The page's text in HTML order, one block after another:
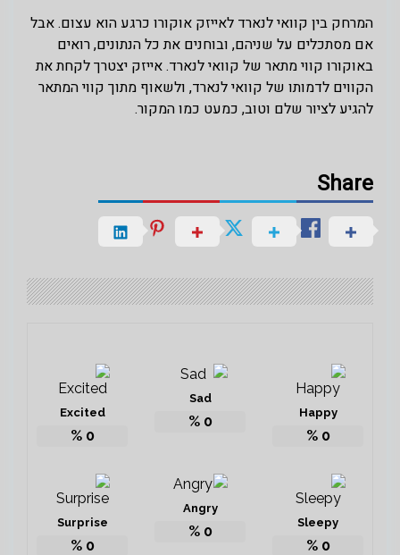
המרחק בין קוואי לנארד לאייזק אוקורו כרגע הוא עצום. אבל
אם מסתכלים על שניהם, ובוחנים את כל הנתונים, רואים
באוקורו קווי מתאר של קוואי לנארד. אייזק יצטרך לקחת את
הקווים לדמותו של קוואי לנארד, ולשאוף מתוך קווי המתאר
להגיע לציור שלם וטוב, כמעט כמו המקור.
Share
Happy
0
%
Sad
0
%
Excited
0
%
Sleepy
0
%
Angry
0
%
Surprise
0
%